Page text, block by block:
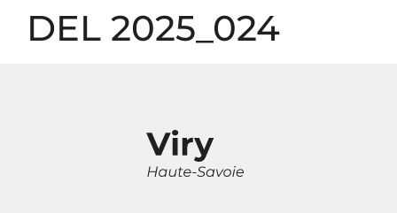
DEL 2025_024